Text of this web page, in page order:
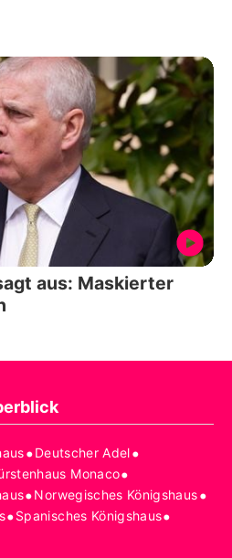
aus: Maskierter
•Deutscher Adel•
Monaco•
•Norwegisches Königshaus•
•Spanisches Königshaus•